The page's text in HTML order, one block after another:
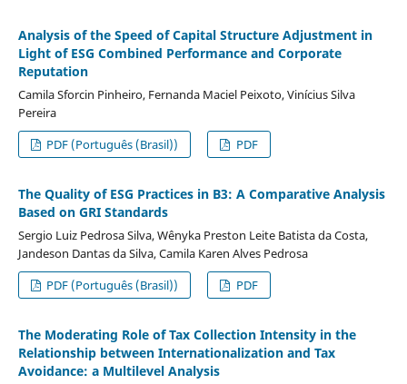
Analysis of the Speed of Capital Structure Adjustment in
Light of ESG Combined Performance and Corporate
Reputation
Camila Sforcin Pinheiro, Fernanda Maciel Peixoto, Vinícius Silva
Pereira
PDF (Português (Brasil))
PDF
The Quality of ESG Practices in B3: A Comparative Analysis
Based on GRI Standards
Sergio Luiz Pedrosa Silva, Wênyka Preston Leite Batista da Costa,
Jandeson Dantas da Silva, Camila Karen Alves Pedrosa
PDF (Português (Brasil))
PDF
The Moderating Role of Tax Collection Intensity in the
Relationship between Internationalization and Tax
Avoidance: a Multilevel Analysis